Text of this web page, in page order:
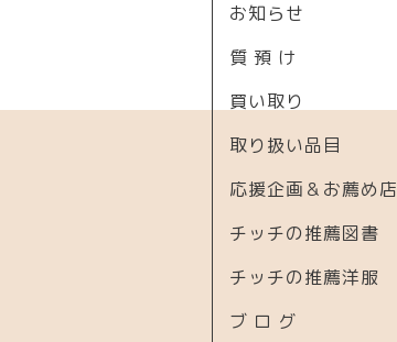
お知らせ
質 預 け
買い取り
取り扱い品目
応援企画＆お薦め店
チッチの推薦図書
チッチの推薦洋服
ブ ロ グ